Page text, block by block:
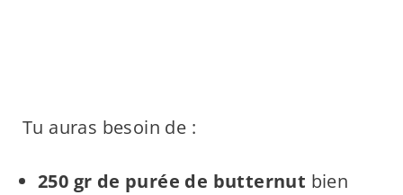
Tu auras besoin de :
250 gr de purée de butternut bien